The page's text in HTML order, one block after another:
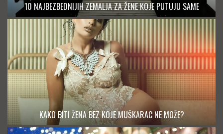
10 NAJBEZBEDNIJIH ZEMALJA ZA ŽENE KOJE PUTUJU SAME
KAKO BITI ŽENA BEZ KOJE MUŠKARAC NE MOŽE?